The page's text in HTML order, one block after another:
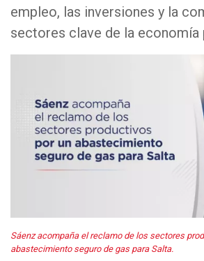
empleo, las inversiones y la
sectores clave de la economía
Sáenz acompaña el reclamo de los sectores
abastecimiento seguro de gas para Salta.